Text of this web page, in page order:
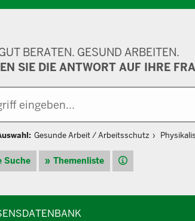
BERATEN. GESUND ARBEITEN.
SIE DIE ANTWORT AUF IHRE
Gesunde Arbeit / Arbeitsschutz
Suche Themenliste Hilfe